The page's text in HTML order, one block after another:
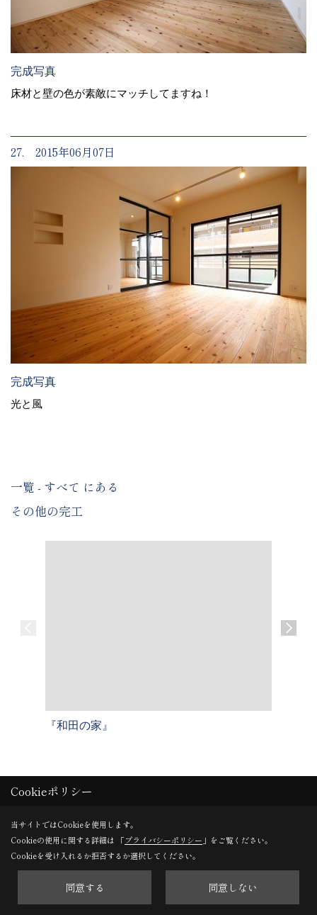
完成写真
床材と壁の色が素敵にマッチしてますね！
27. 2015年06月07日
完成写真
光と風
一覧 - すべて にある
その他の完工
『和田の家』
一覧
Cookieポリシー
当サイトではCookieを使用します。
Cookieの使用に関する詳細は 「プライバシーポリシー 」をご覧ください。
Cookieを受け入れるか拒否するか選択してください。
同意する 同意しない